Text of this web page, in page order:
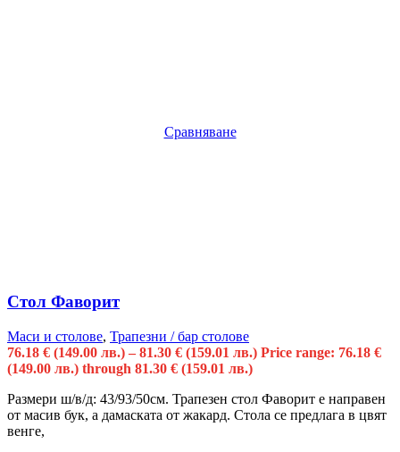
Сравняване
Стол Фаворит
Маси и столове, Трапезни / бар столове
76.18 € (149.00 лв.) – 81.30 € (159.01 лв.) Price range: 76.18 €
(149.00 лв.) through 81.30 € (159.01 лв.)
Размери ш/в/д: 43/93/50см. Трапезен стол Фаворит е направен
от масив бук, а дамаската от жакард. Стола се предлага в цвят
венге,